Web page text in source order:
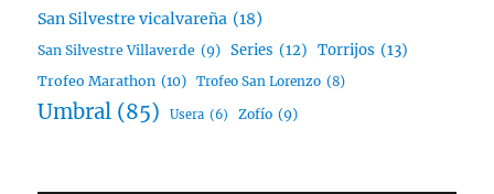
San Silvestre vicalvareña (18)
San Silvestre Villaverde (9) Series (12) Torrijos (13)
Trofeo Marathon (10) Trofeo San Lorenzo (8)
Umbral (85) Usera (6) Zofío (9)